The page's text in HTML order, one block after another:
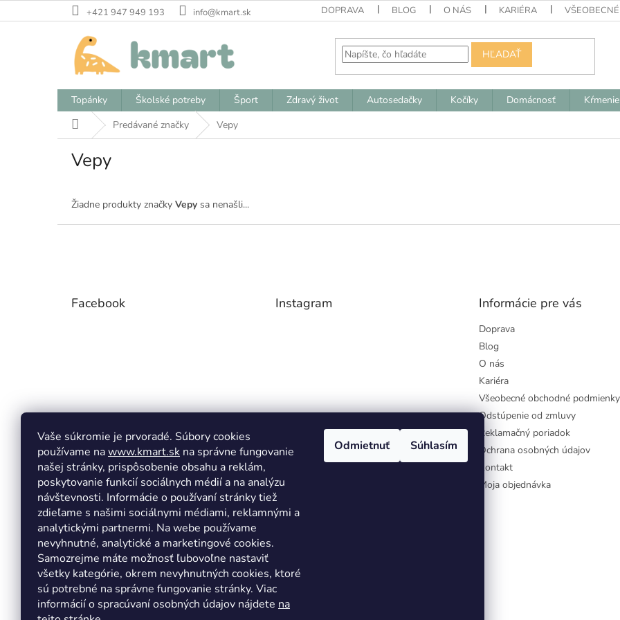
Vaše súkromie je prvoradé. Súbory cookies
používame nawww.kmart.sk na správne fungovanie
našej stránky, prispôsobenie obsahu a reklám,
poskytovanie funkcií sociálnych médií a na analýzu
návštevnosti. Informácie o používaní stránky tiež
zdieľame s našimi sociálnymi médiami, reklamnými a
analytickými partnermi. Na webe používame
nevyhnutné, analytické a marketingové cookies.
Samozrejme máte možnosť ľubovoľne nastaviť
všetky kategórie, okrem nevyhnutných cookies, ktoré
sú potrebné na správne fungovanie stránky. Viac
informácií o spracúvaní osobných údajov nájdete na
Odmietnuť Súhlasím
na
+421 947 949 193 info@kmart.sk DOPRAVA BLOG O NÁS KARIÉRA
HĽADAŤ
Topánky Školské potreby Šport Zdravý život Autosedačky Kočíky Domácnosť
DomovPredávané značky Vepy
Vepy
Žiadne produkty značky Vepy sa nenašli...
Facebook Instagram Informácie pre vás
Doprava
Blog
O nás
Kariéra
Všeobecné obchodné podmienky
Odstúpenie od zmluvy
Reklamačný poriadok
Ochrana osobných údajov
Kontakt
Moja objednávka
Copyright 2026Kmart.sk. Všetky práva vyhradené.